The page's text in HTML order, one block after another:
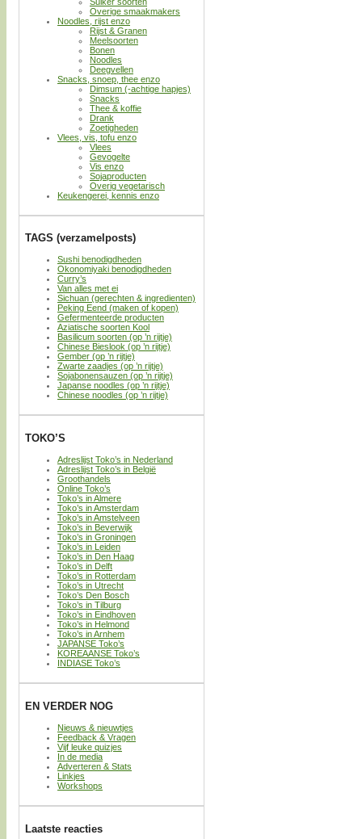
Overige smaakmakers
Noodles, rijst enzo
Rijst & Granen
Meelsoorten
Bonen
Noodles
Deegvellen
Snacks, snoep, thee enzo
Dimsum (-achtige hapjes)
Snacks
Thee & koffie
Drank
Zoetigheden
Vlees, vis, tofu enzo
Vlees
Gevogelte
Vis enzo
Sojaproducten
Overig vegetarisch
Keukengerei, kennis enzo
TAGS (verzamelposts)
Sushi benodigdheden
Okonomiyaki benodigdheden
Curry’s
Van alles met ei
Sichuan (gerechten & ingredienten)
Peking Eend (maken of kopen)
Gefermenteerde producten
Aziatische soorten Kool
Basilicum soorten (op ’n rijtje)
Chinese Bieslook (op ’n rijtje)
Gember (op ’n rijtje)
Zwarte zaadjes (op ’n rijtje)
Sojabonensauzen (op ’n rijtje)
Japanse noodles (op ’n rijtje)
Chinese noodles (op ’n rijtje)
TOKO’S
Adreslijst Toko’s in Nederland
Adreslijst Toko’s in België
Groothandels
Online Toko’s
Toko’s in Almere
Toko’s in Amsterdam
Toko’s in Amstelveen
Toko’s in Beverwijk
Toko’s in Groningen
Toko’s in Leiden
Toko’s in Den Haag
Toko’s in Delft
Toko’s in Rotterdam
Toko’s in Utrecht
Toko’s Den Bosch
Toko’s in Tilburg
Toko’s in Eindhoven
Toko’s in Helmond
Toko’s in Arnhem
JAPANSE Toko’s
KOREAANSE Toko’s
INDIASE Toko’s
EN VERDER NOG
Nieuws & nieuwtjes
Feedback & Vragen
Vijf leuke quizjes
In de media
Adverteren & Stats
Linkjes
Workshops
Laatste reacties